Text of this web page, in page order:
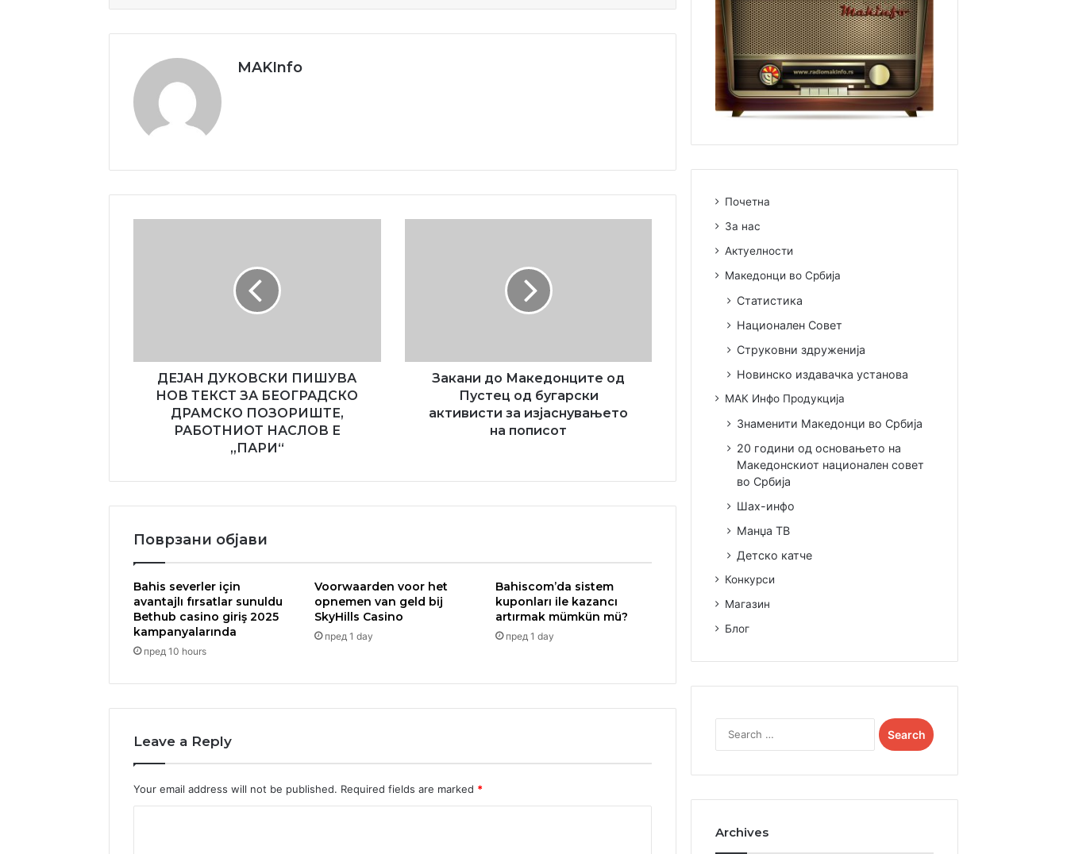
MAKInfo
ПОЗОРИШТЕ,
РАБОТНИОТ
НАСЛОВ
ДЕЈАН ДУКОВСКИ ПИШУВА
НОВ ТЕКСТ ЗА БЕОГРАДСКО
ДРАМСКО ПОЗОРИШТЕ,
РАБОТНИОТ НАСЛОВ Е
„ПАРИ“
за
изјаснувањето
пописот
Закани до Македонците од
Пустец од бугарски
активисти за изјаснувањето
на пописот
Поврзани објави
Bahis severler için
avantajlı fırsatlar sunuldu
Bethub casino giriş 2025
kampanyalarında
пред 10 hours
Voorwaarden voor het
opnemen van geld bij
SkyHills Casino
пред 1 day
Bahiscom’da sistem
kuponları ile kazancı
artırmak mümkün mü?
пред 1 day
Leave a Reply
Your email address will not be published. Required fields are marked *
Почетна
За нас
Актуелности
Македонци во Србија
Статистика
Национален Совет
Струковни здруженија
Новинско издавачка установа
МАК Инфо Продукција
Знаменити Македонци во Србија
20 години од основањето на
Македонскиот национален совет
во Србија
Шах-инфо
Манџа ТВ
Детско катче
Конкурси
Магазин
Блог
Search
for:
Archives